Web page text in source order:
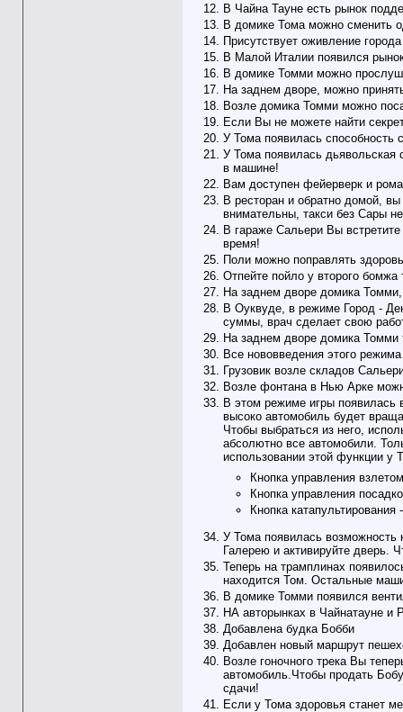
В Чайна Тауне есть рынок
В домике Тома можно сменить
Присутствует оживление города
В Малой Италии появился
В домике Томми можно
На заднем дворе, можно
Возле домика Томми можно
Если Вы не можете найти
У Тома появилась способность
У Тома появилась дьявольская
в машине!
Вам доступен фейерверк и
В ресторан и обратно домой,
внимательны, такси без Сары
В гараже Сальери Вы
время!
Поли можно поправлять
Отпейте пойло у второго бомжа
На заднем дворе домика Томми,
В Оуквуде, в режиме Город -
суммы, врач сделает свою
На заднем дворе домика
Все нововведения этого
Грузовик возле складов
Возле фонтана в Нью Арке
В этом режиме игры появилась
высоко автомобиль будет
Чтобы выбраться из него,
абсолютно все автомобили.
использовании этой функции у
Кнопка управления
Кнопка управления
Кнопка
У Тома появилась возможность
Галерею и активируйте дверь.
Теперь на трамплинах
находится Том. Остальные
В домике Томми появился
НА авторынках в Чайнатауне и
Добавлена будка Бобби
Добавлен новый маршрут
Возле гоночного трека Вы
автомобиль.Чтобы продать
сдачи!
Если у Тома здоровья станет